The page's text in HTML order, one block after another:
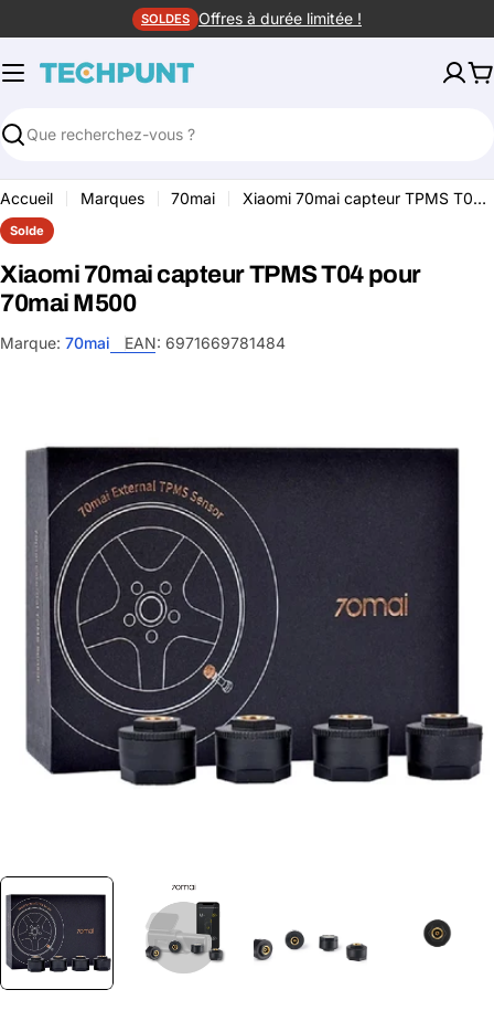
au
contenu
SOLDES Offres à durée limitée !
Rechercher
Accueil Marques 70mai Xiaomi 70mai capteur TPMS T04 pour 70mai M500
le média 0 dans une fenêtre
Solde
Xiaomi 70mai capteur TPMS T04 pour
70mai M500
Marque: 70mai EAN: 6971669781484